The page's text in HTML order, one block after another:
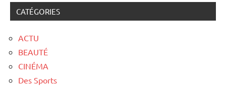
CATÉGORIES
ACTU
BEAUTÉ
CINÉMA
Des Sports